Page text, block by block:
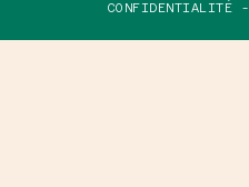
CONFIDENTIALITÉ -